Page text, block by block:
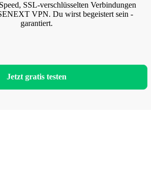
SSL-verschlüsselten Verbindungen
VPN. Du wirst begeistert sein -
garantiert.
Jetzt gratis testen